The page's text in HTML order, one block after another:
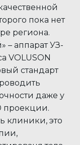
пока нет
региона.
– аппарат УЗ-
VOLUSON
стандарт
даже у
проекции.
клиники, это